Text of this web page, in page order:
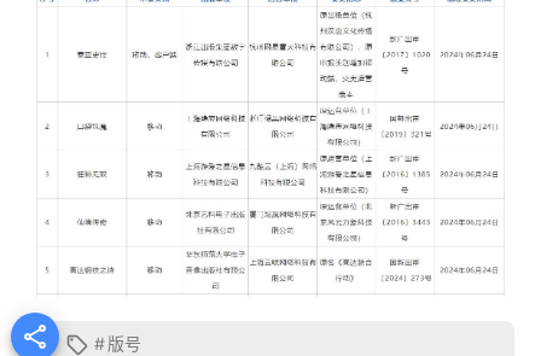
  #版号